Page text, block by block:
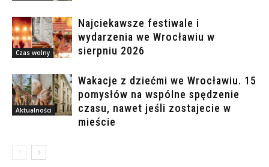
Czas wolny
Najciekawsze festiwale i
wydarzenia we Wrocławiu w
sierpniu 2026
Aktualności
Wakacje z dziećmi we Wrocławiu. 15
pomysłów na wspólne spędzenie
czasu, nawet jeśli zostajecie w
mieście